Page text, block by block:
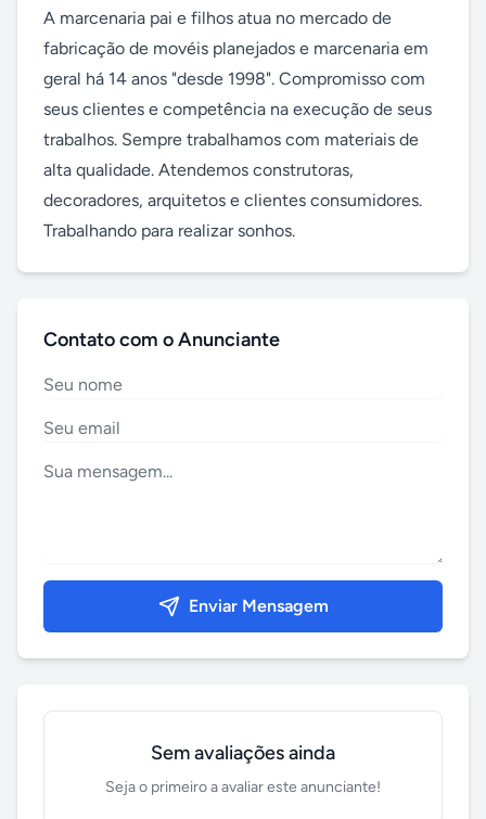
A marcenaria pai e filhos atua no mercado de
fabricação de movéis planejados e marcenaria em
geral há 14 anos "desde 1998". Compromisso com
seus clientes e competência na execução de seus
trabalhos. Sempre trabalhamos com materiais de
alta qualidade. Atendemos construtoras,
decoradores, arquitetos e clientes consumidores.
Trabalhando para realizar sonhos.
Contato com o Anunciante
Enviar Mensagem
Sem avaliações ainda
Seja o primeiro a avaliar este anunciante!